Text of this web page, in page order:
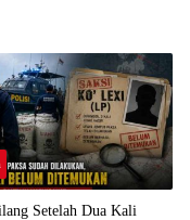
Setelah Dua Kali